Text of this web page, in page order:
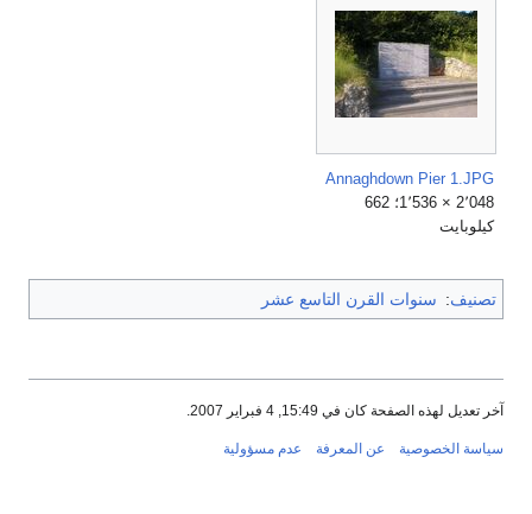
Annaghdown Pier 1.JPG
2٬048 × 1٬536؛ 662
كيلوبايت
تصنيف: سنوات القرن التاسع عشر
آخر تعديل لهذه الصفحة كان في 15:49, 4 فبراير 2007.
سياسة الخصوصية عن المعرفة عدم مسؤولية